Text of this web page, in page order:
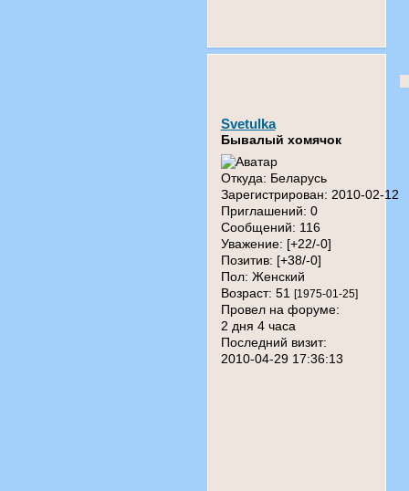
Svetulka
Бывалый хомячок
Откуда: Беларусь
Зарегистрирован: 2010-02-12
Приглашений: 0
Сообщений: 116
Уважение: [+22/-0]
Позитив: [+38/-0]
Пол: Женский
Возраст: 51 [1975-01-25]
Провел на форуме:
2 дня 4 часа
Последний визит:
2010-04-29 17:36:13